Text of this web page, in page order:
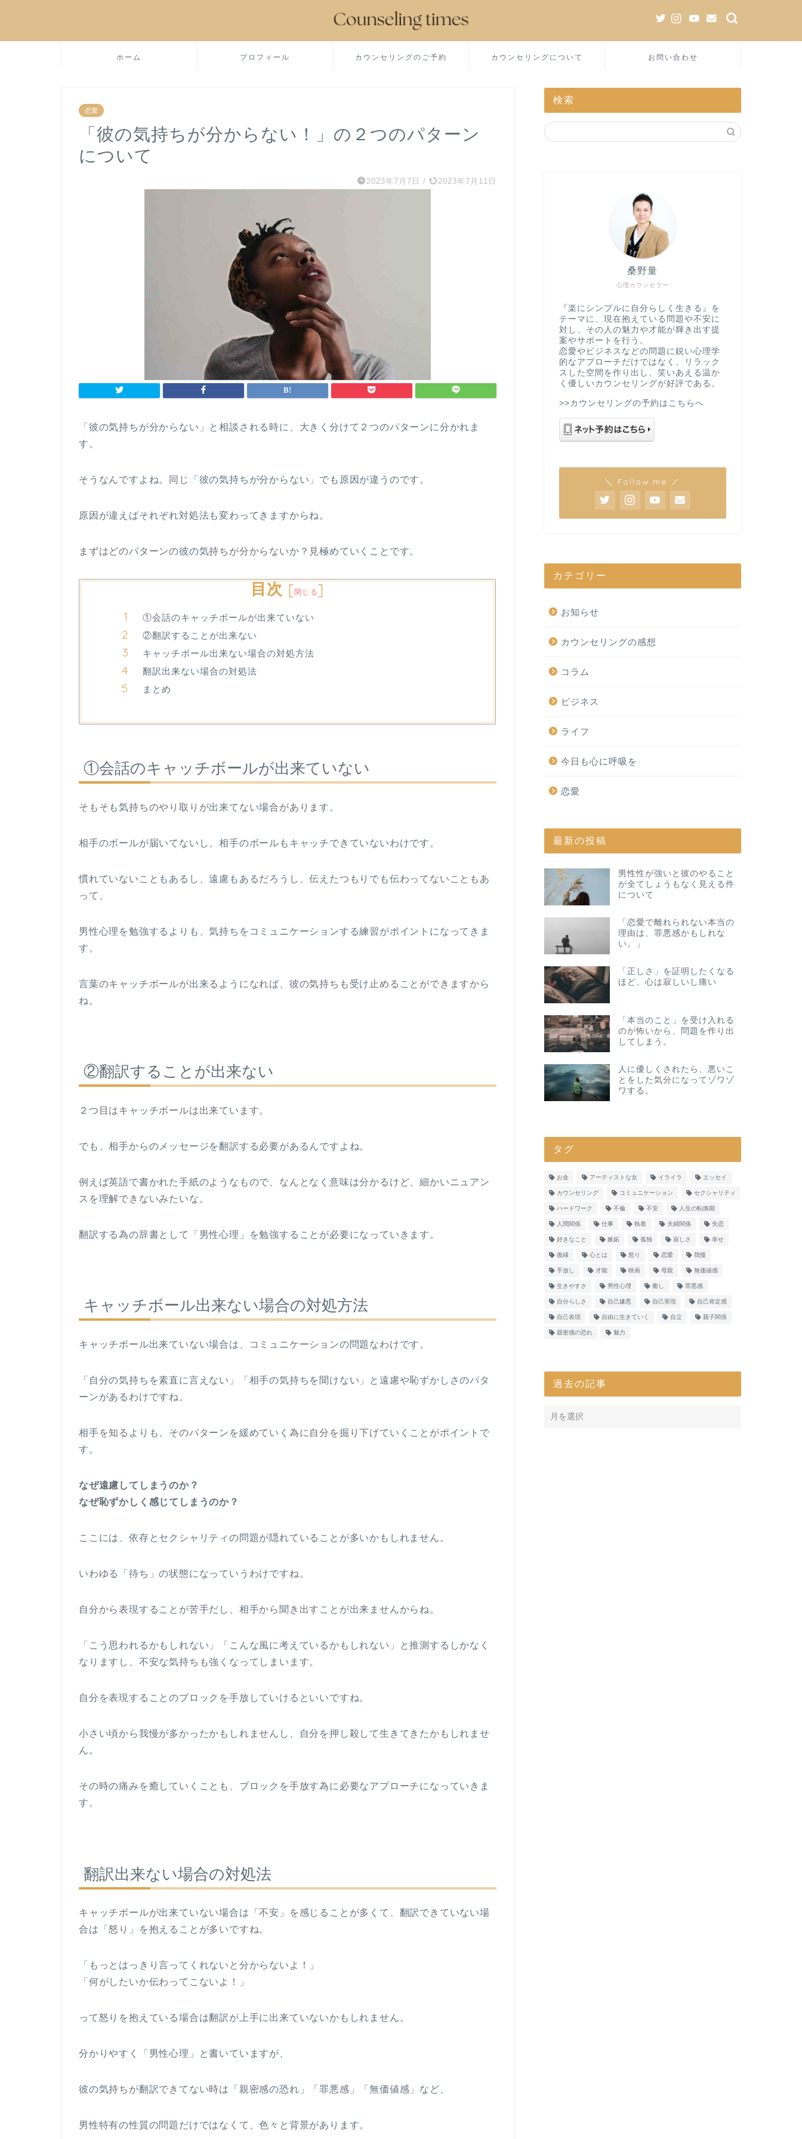
ホーム プロフィール カウンセリングのご予約 カウンセリングについて お問い合わせ
恋愛
「彼の気持ちが分からない！」の２つのパターン
について
2023年7月7日 / 2023年7月11日
「彼の気持ちが分からない」と相談される時に、大きく分けて２つのパターンに分かれま
す。
そうなんですよね。同じ「彼の気持ちが分からない」でも原因が違うのです。
原因が違えばそれぞれ対処法も変わってきますからね。
まずはどのパターンの彼の気持ちが分からないか？見極めていくことです。
目次 [閉じる]
①会話のキャッチボールが出来ていない
②翻訳することが出来ない
キャッチボール出来ない場合の対処方法
翻訳出来ない場合の対処法
まとめ
①会話のキャッチボールが出来ていない
そもそも気持ちのやり取りが出来てない場合があります。
相手のボールが届いてないし、相手のボールもキャッチできていないわけです。
慣れていないこともあるし、遠慮もあるだろうし、伝えたつもりでも伝わってないこともあ
って、
男性心理を勉強するよりも、気持ちをコミュニケーションする練習がポイントになってきま
す。
言葉のキャッチボールが出来るようになれば、彼の気持ちも受け止めることができますから
ね。
②翻訳することが出来ない
２つ目はキャッチボールは出来ています。
でも、相手からのメッセージを翻訳する必要があるんですよね。
例えば英語で書かれた手紙のようなもので、なんとなく意味は分かるけど、細かいニュアン
スを理解できないみたいな。
翻訳する為の辞書として「男性心理」を勉強することが必要になっていきます。
キャッチボール出来ない場合の対処方法
キャッチボール出来ていない場合は、コミュニケーションの問題なわけです。
「自分の気持ちを素直に言えない」「相手の気持ちを聞けない」と遠慮や恥ずかしさのパタ
ーンがあるわけですね。
相手を知るよりも、そのパターンを緩めていく為に自分を掘り下げていくことがポイントで
す。
なぜ遠慮してしまうのか？
なぜ恥ずかしく感じてしまうのか？
ここには、依存とセクシャリティの問題が隠れていることが多いかもしれません。
いわゆる「待ち」の状態になっていうわけですね。
自分から表現することが苦手だし、相手から聞き出すことが出来ませんからね。
「こう思われるかもしれない」「こんな風に考えているかもしれない」と推測するしかなく
なりますし、不安な気持ちも強くなってしまいます。
自分を表現することのブロックを手放していけるといいですね。
小さい頃から我慢が多かったかもしれませんし、自分を押し殺して生きてきたかもしれませ
ん。
その時の痛みを癒していくことも、ブロックを手放す為に必要なアプローチになっていきま
す。
翻訳出来ない場合の対処法
キャッチボールが出来ていない場合は「不安」を感じることが多くて、翻訳できていない場
合は「怒り」を抱えることが多いですね。
「もっとはっきり言ってくれないと分からないよ！」
「何がしたいか伝わってこないよ！」
って怒りを抱えている場合は翻訳が上手に出来ていないかもしれません。
分かりやすく「男性心理」と書いていますが、
彼の気持ちが翻訳できてない時は「親密感の恐れ」「罪悪感」「無価値感」など、
男性特有の性質の問題だけではなくて、色々と背景があります。
検索
心理カウンセラー
桑野量
『楽にシンプルに自分らしく生きる』を
テーマに、現在抱えている問題や不安に
対し、その人の魅力や才能が輝き出す提
案やサポートを行う。
恋愛やビジネスなどの問題に鋭い心理学
的なアプローチだけではなく、リラック
スした空間を作り出し、笑いあえる温か
く優しいカウンセリングが好評である。
>>カウンセリングの予約はこちらへ
＼ Follow me ／
カテゴリー
お知らせ
カウンセリングの感想
コラム
ビジネス
ライフ
今日も心に呼吸を
恋愛
最新の投稿
男性性が強いと彼のやること
が全てしょうもなく見える件
について
「恋愛で離れられない本当の
理由は、罪悪感かもしれな
い。」
「正しさ」を証明したくなる
ほど、心は寂しいし痛い
「本当のこと」を受け入れる
のが怖いから、問題を作り出
してしまう。
人に優しくされたら、悪いこ
とをした気分になってゾワゾ
ワする。
タグ
お金 アーティストな女 イライラ エッセイ
カウンセリング コミュニケーション セクシャリティ
ハードワーク 不倫 不安 人生の転換期
人間関係 仕事 執着 夫婦関係 失恋
好きなこと 嫉妬 孤独 寂しさ 幸せ
復縁 心とは 怒り 恋愛 我慢
手放し 才能 映画 母親 無価値感
生きやすさ 男性心理 癒し 罪悪感
自分らしさ 自己嫌悪 自己実現 自己肯定感
自己表現 自由に生きていく 自立 親子関係
親密感の恐れ 魅力
過去の記事